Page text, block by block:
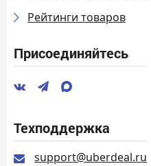
Рейтинги товаров
Присоединяйтесь
Техподдержка
support@uberdeal.ru